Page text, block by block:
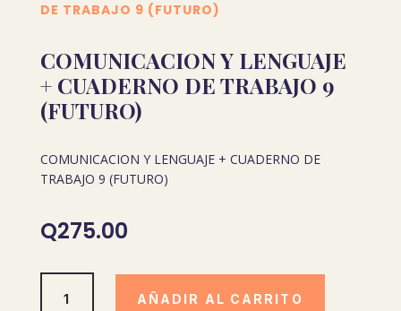
DE TRABAJO 9 (FUTURO)
COMUNICACION Y LENGUAJE
+ CUADERNO DE TRABAJO 9
(FUTURO)
COMUNICACION Y LENGUAJE + CUADERNO DE
TRABAJO 9 (FUTURO)
Q275.00
AÑADIR AL CARRITO